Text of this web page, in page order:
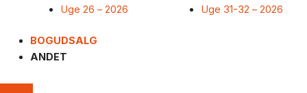
Uge 26 – 2026
Uge 31-32 – 2026
BOGUDSALG
ANDET